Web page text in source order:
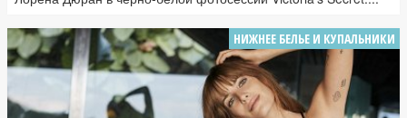
НИЖНЕЕ БЕЛЬЕ И КУПАЛЬНИКИ